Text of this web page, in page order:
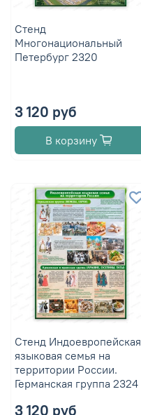
Стенд
Многонациональный
Петербург 2320
3 120 руб
В корзину
Стенд Индоевропейская
языковая семья на
территории России.
Германская группа 2324
3 120 руб